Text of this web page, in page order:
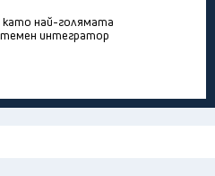
като най-голямата
интегратор